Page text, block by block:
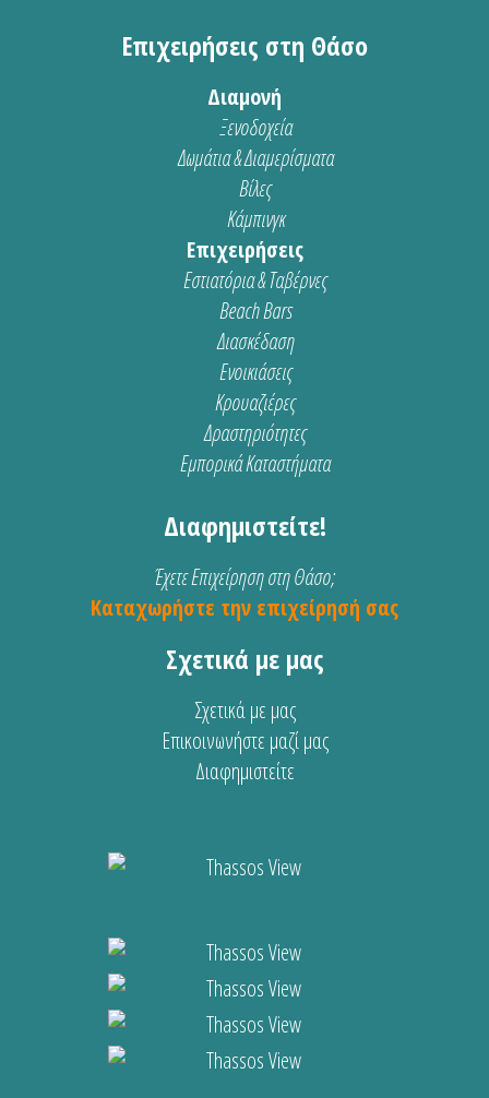
Επιχειρήσεις στη Θάσο
Διαμονή
Ξενοδοχεία
Δωμάτια & Διαμερίσματα
Βίλες
Κάμπινγκ
Επιχειρήσεις
Εστιατόρια & Ταβέρνες
Beach Bars
Διασκέδαση
Ενοικιάσεις
Κρουαζιέρες
Δραστηριότητες
Εμπορικά Καταστήματα
Διαφημιστείτε!
Έχετε Επιχείρηση στη Θάσο;
Καταχωρήστε την επιχείρησή σας
Σχετικά με μας
Σχετικά με μας
Επικοινωνήστε μαζί μας
Διαφημιστείτε